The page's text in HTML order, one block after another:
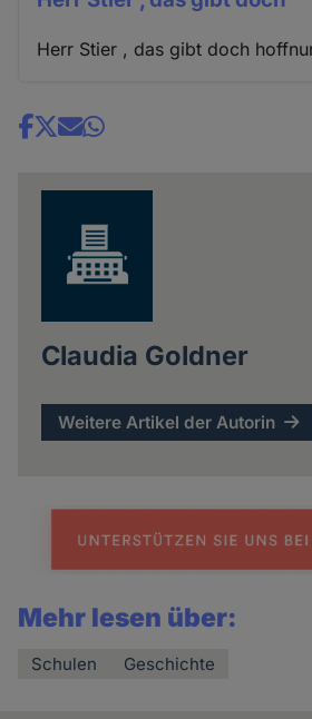
Herr Stier , das gibt doch
Share
Claudia Goldner
Weitere Artikel der Autorin
Mehr lesen über:
Schulen Geschichte